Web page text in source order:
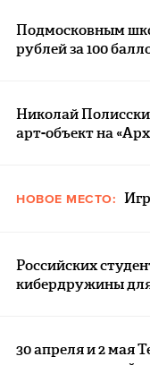
Подмосковным
рублей за 100
Николай
арт-объект на
НОВОЕ МЕСТО:
Российских
кибердружины
30 апреля и 2 мая